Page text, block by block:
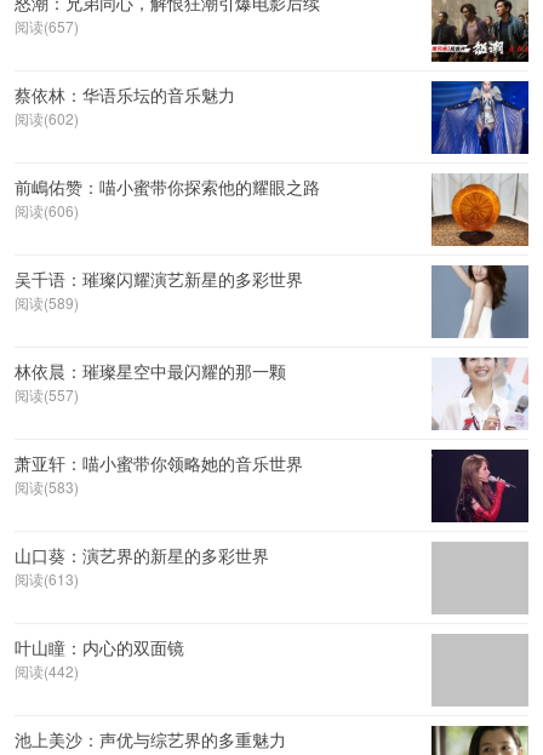
阅读(657)
蔡依林：华语乐坛的音乐魅力
阅读(602)
前嶋佑赞：喵小蜜带你探索他的耀眼之路
阅读(606)
吴千语：璀璨闪耀演艺新星的多彩世界
阅读(589)
林依晨：璀璨星空中最闪耀的那一颗
阅读(557)
萧亚轩：喵小蜜带你领略她的音乐世界
阅读(583)
山口葵：演艺界的新星的多彩世界
阅读(613)
叶山瞳：内心的双面镜
阅读(442)
池上美沙：声优与综艺界的多重魅力